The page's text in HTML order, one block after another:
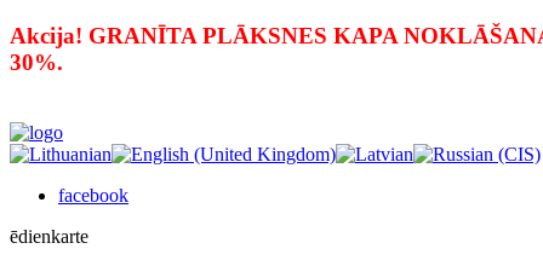
Akcija! GRANĪTA PLĀKSNES KAPA
30%.
facebook
ēdienkarte